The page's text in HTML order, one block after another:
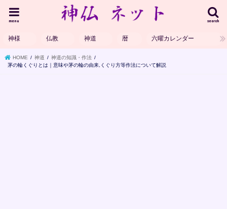
search
menu
神様 仏教 神道 暦 六曜カレンダー
HOME 神道
神道の知識・作法
茅の輪くぐりとは｜意味や茅の輪の由来,くぐり方等作法について解説